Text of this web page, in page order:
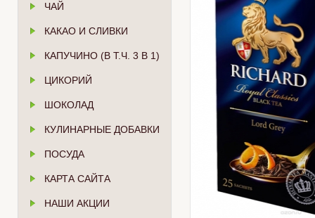
ЧАЙ
КАКАО И СЛИВКИ
КАПУЧИНО (В Т.Ч. 3 В 1)
ЦИКОРИЙ
ШОКОЛАД
КУЛИНАРНЫЕ ДОБАВКИ
ПОСУДА
КАРТА САЙТА
НАШИ АКЦИИ